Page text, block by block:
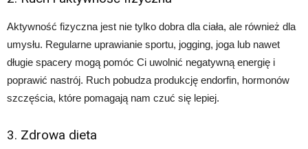
Aktywność fizyczna jest nie tylko dobra dla ciała, ale również dla
umysłu. Regularne uprawianie sportu, jogging, joga lub nawet
długie spacery mogą pomóc Ci uwolnić negatywną energię i
poprawić nastrój. Ruch pobudza produkcję endorfin, hormonów
szczęścia, które pomagają nam czuć się lepiej.
3. Zdrowa dieta